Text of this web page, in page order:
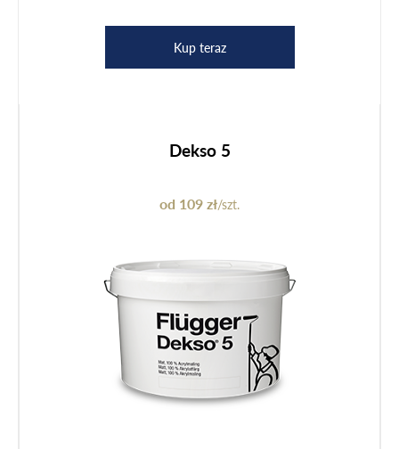
Kup teraz
Dekso 5
od 109 zł/szt.